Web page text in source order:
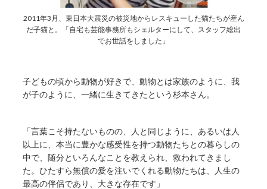
2011年3月、東日本大震災の被災地からレスキューした猫たちが産ん
だ子猫と。「自宅も芸能事務所もシェルターにして、スタッフ総出
でお世話をしました」
子どもの頃から動物が好きで、動物とは家族のように、我
が子のように、一緒に生きてきたという杉本さん。
「言葉こそ持たないものの、人と同じように、あるいは人
以上に、本当に豊かな感受性を持つ動物たちとの暮らしの
中で、随分といろんなことを教えられ、救われてきまし
た。ひたすら無償の愛を注いでくれる動物たちは、人生の
最高の伴侶であり、大きな存在です」